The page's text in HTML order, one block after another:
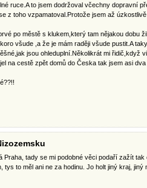
ruce.A to jsem dodržoval včechny dopravní
z toho vzpamatoval.Protože jsem až
po městě s klukem,který tam nějakou dobu
všude ,a že je mám raději všude pustit.A
jsou ohleduplní.Několikrát mi řidič,když
na cestě zpět domů do Česka tak jsem asi
Praha, tady se mi podobné věci podaří zažít
tys to měl ani ne za hodinu. Jo holt jiný kraj, jiný